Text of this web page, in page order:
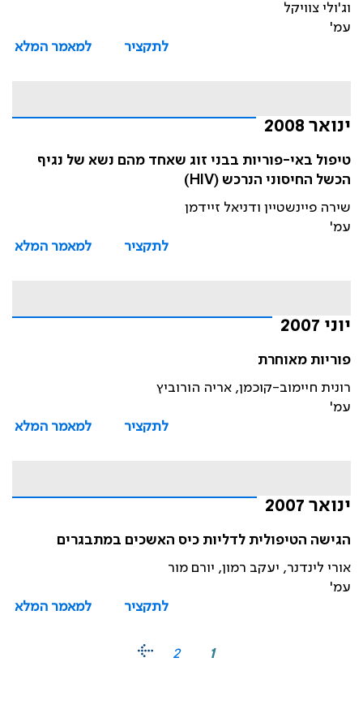
וג'ולי צוויקל
עמ'
לתקציר
למאמר המלא
ינואר 2008
טיפול באי-פוריות בבני זוג שאחד מהם נשא של נגיף
הכשל החיסוני הנרכש (HIV)
שירה פיינשטיין ודניאל זיידמן
עמ'
לתקציר
למאמר המלא
יוני 2007
פוריות מאוחרת
רונית חיימוב-קוכמן, אריה הורוביץ
עמ'
לתקציר
למאמר המלא
ינואר 2007
הגישה הטיפולית לדליות כיס האשכים במתבגרים
אורי לינדנר, יעקב רמון, יורם מור
עמ'
לתקציר
למאמר המלא
1
2